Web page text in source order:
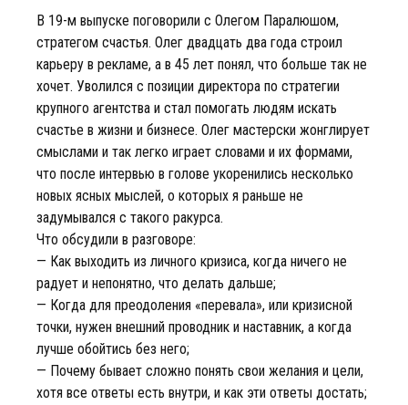
В 19-м выпуске поговорили с Олегом Паралюшом,
стратегом счастья. Олег двадцать два года строил
карьеру в рекламе, а в 45 лет понял, что больше так не
хочет. Уволился с позиции директора по стратегии
крупного агентства и стал помогать людям искать
счастье в жизни и бизнесе. Олег мастерски жонглирует
смыслами и так легко играет словами и их формами,
что после интервью в голове укоренились несколько
новых ясных мыслей, о которых я раньше не
задумывался с такого ракурса.
Что обсудили в разговоре:
— Как выходить из личного кризиса, когда ничего не
радует и непонятно, что делать дальше;
— Когда для преодоления «перевала», или кризисной
точки, нужен внешний проводник и наставник, а когда
лучше обойтись без него;
— Почему бывает сложно понять свои желания и цели,
хотя все ответы есть внутри, и как эти ответы достать;